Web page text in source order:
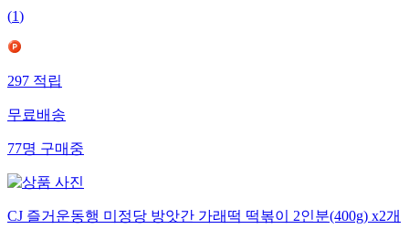
(1)
297 적립
무료배송
77명 구매중
CJ 즐거운동행 미정당 방앗간 가래떡 떡볶이 2인분(400g) x2개